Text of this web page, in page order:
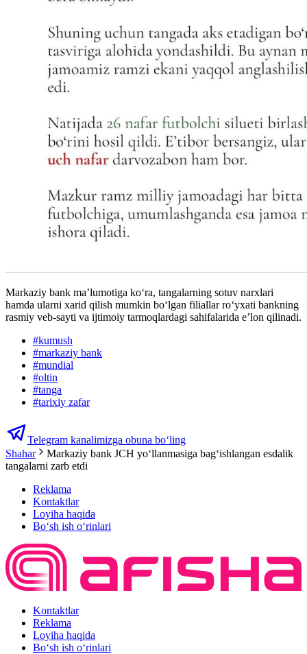
Markaziy bank ma’lumotiga ko‘ra, tangalarning sotuv narxlari
hamda ularni xarid qilish mumkin bo‘lgan filiallar ro‘yxati bankning
rasmiy veb-sayti va ijtimoiy tarmoqlardagi sahifalarida e’lon qilinadi.
#kumush
#markaziy bank
#mundial
#oltin
#tanga
#tarixiy zafar
Telegram kanalimizga obuna bo‘ling
Shahar
Markaziy bank JCH yo‘llanmasiga bag‘ishlangan esdalik
tangalarni zarb etdi
Reklama
Kontaktlar
Loyiha haqida
Bo‘sh ish o‘rinlari
Kontaktlar
Reklama
Loyiha haqida
Bo‘sh ish o‘rinlari